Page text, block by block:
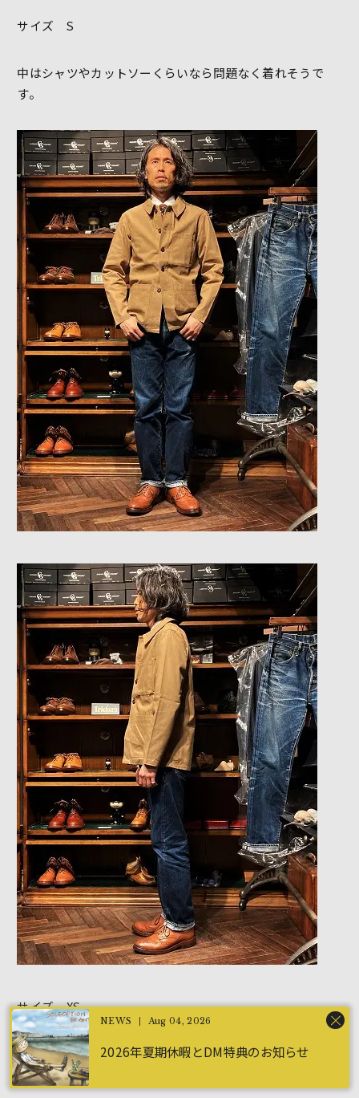
Aug 04, 2026
2026年夏期休暇とDM特典のお知らせ
サイズ S
中はシャツやカットソーくらいなら問題なく着れそうで
す。
サイズ XS
一応着られているように見えますが、肩周りはかなり窮
屈。